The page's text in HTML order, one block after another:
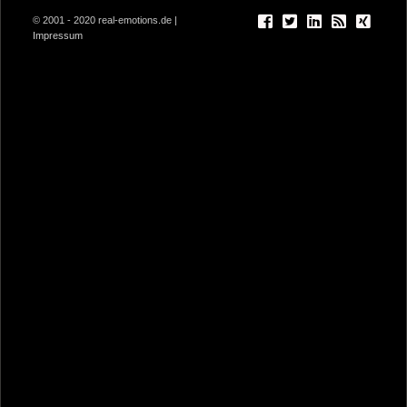
© 2001 - 2020 real-emotions.de |
Impressum